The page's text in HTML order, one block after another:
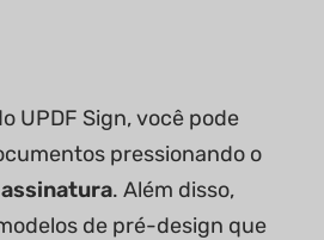
UPDF Sign, você pode
pressionando o
. Além disso,
de pré-design que